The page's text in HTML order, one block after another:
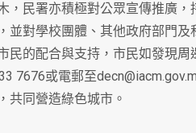
，民署亦積極對公眾宣傳推廣
並對學校團體、其他政府部門
民的配合與支持，市民如發現
7676或電郵至
共同營造綠色城市。